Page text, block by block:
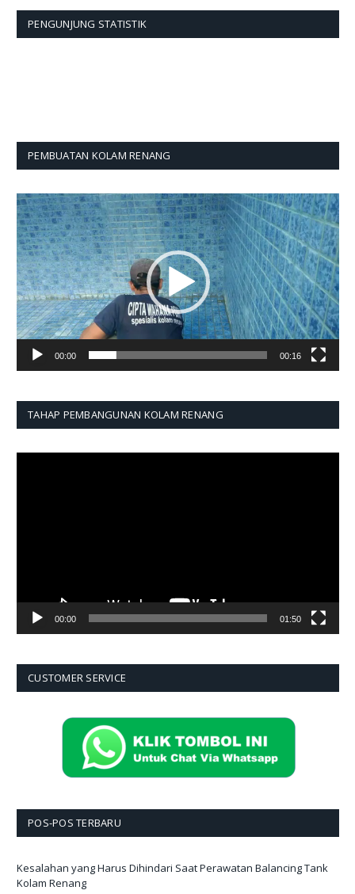
PENGUNJUNG STATISTIK
PEMBUATAN KOLAM RENANG
Pemutar
Video
00:00 00:16
TAHAP PEMBANGUNAN KOLAM RENANG
00:00 01:50
CUSTOMER SERVICE
POS-POS TERBARU
Kesalahan yang Harus Dihindari Saat Perawatan Balancing Tank
Kolam Renang